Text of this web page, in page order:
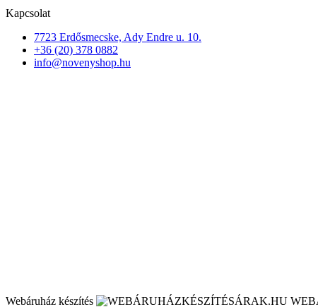
Kapcsolat
7723 Erdősmecske, Ady Endre u. 10.
+36 (20) 378 0882
info@novenyshop.hu
Webáruház készítés